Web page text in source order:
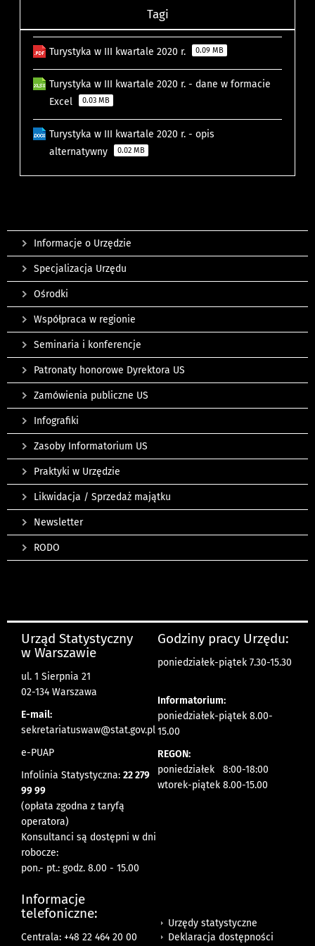
Tagi
Turystyka w III kwartale 2020 r. 0.09 MB
Turystyka w III kwartale 2020 r. - dane w formacie
Excel
0.03 MB
Turystyka w III kwartale 2020 r. - opis
alternatywny
0.02 MB
Informacje o Urzędzie
Specjalizacja Urzędu
Ośrodki
Współpraca w regionie
Seminaria i konferencje
Patronaty honorowe Dyrektora US
Zamówienia publiczne US
Infografiki
Zasoby Informatorium US
Praktyki w Urzędzie
Likwidacja / Sprzedaż majątku
Newsletter
RODO
Urząd Statystyczny
w Warszawie
ul. 1 Sierpnia 21
02-134 Warszawa
E-mail:
sekretariatuswaw@stat.gov.pl
e-PUAP
Infolinia Statystyczna: 22 279
99 99
(opłata zgodna z taryfą
operatora)
Konsultanci są dostępni w dni
robocze:
pon.- pt.: godz. 8.00 - 15.00
Godziny pracy Urzędu:
poniedziałek-piątek 7.30-15.30
Informatorium:
poniedziałek-piątek 8.00-
15.00
REGON:
poniedziałek 8:00-18:00
wtorek-piątek 8.00-15.00
Informacje
telefoniczne:
Centrala: +48 22 464 20 00
Urzędy statystyczne
Deklaracja dostępności